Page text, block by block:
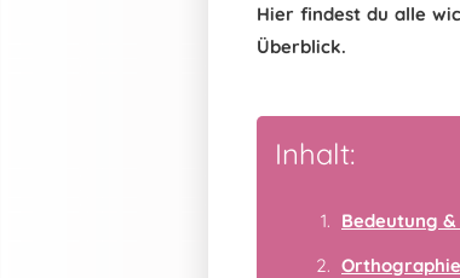
Hier findest du alle
Überblick.
Inhalt:
Bedeutung
Orthographie